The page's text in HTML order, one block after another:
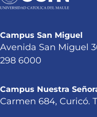
Campus San Miguel
Avenida San Miguel
298 6000
Campus Nuestra
Carmen 684, Curicó.